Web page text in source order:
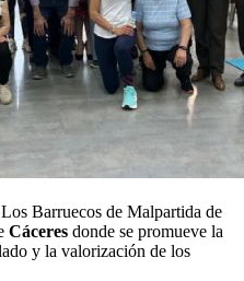
Barruecos de Malpartida de
Cáceres donde se promueve la
y la valorización de los